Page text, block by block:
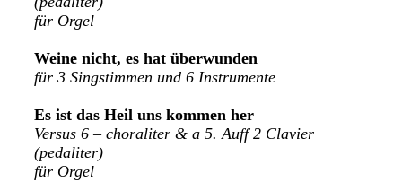
für Orgel
Weine nicht, es hat überwunden
für 3 Singstimmen und 6 Instrumente
Es ist das Heil uns kommen her
Versus 6 – choraliter & a 5. Auff 2 Clavier
(pedaliter)
für Orgel